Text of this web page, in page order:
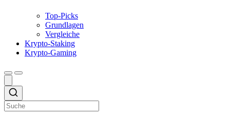
Top-Picks
Grundlagen
Vergleiche
Krypto-Staking
Krypto-Gaming